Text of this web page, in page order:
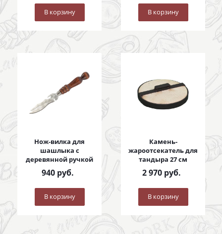
В корзину В корзину
Нож-вилка для
шашлыка с
деревянной ручкой
940 руб.
В корзину
Камень-
жароотсекатель для
тандыра 27 см
2 970руб.
В корзину